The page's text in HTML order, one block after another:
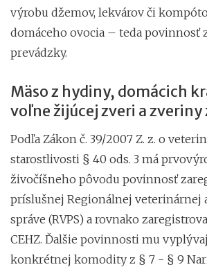
výrobu džemov, lekvárov či
domáceho ovocia – teda povinnosť
prevádzky.
Mäso z hydiny, domácich
voľne žijúcej zveri a zveriny
Podľa Zákon č. 39/2007 Z. z. o
starostlivosti § 40 ods. 3 má
živočíšneho pôvodu povinnosť
príslušnej Regionálnej veterinárnej
správe (RVPS) a rovnako
CEHZ. Ďalšie povinnosti mu
konkrétnej komodity z § 7 - § 9